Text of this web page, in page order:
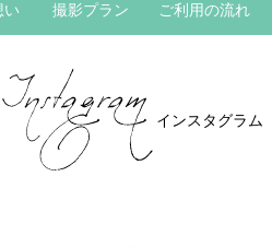
い 撮影プラン ご利用の流れ
インスタグラム